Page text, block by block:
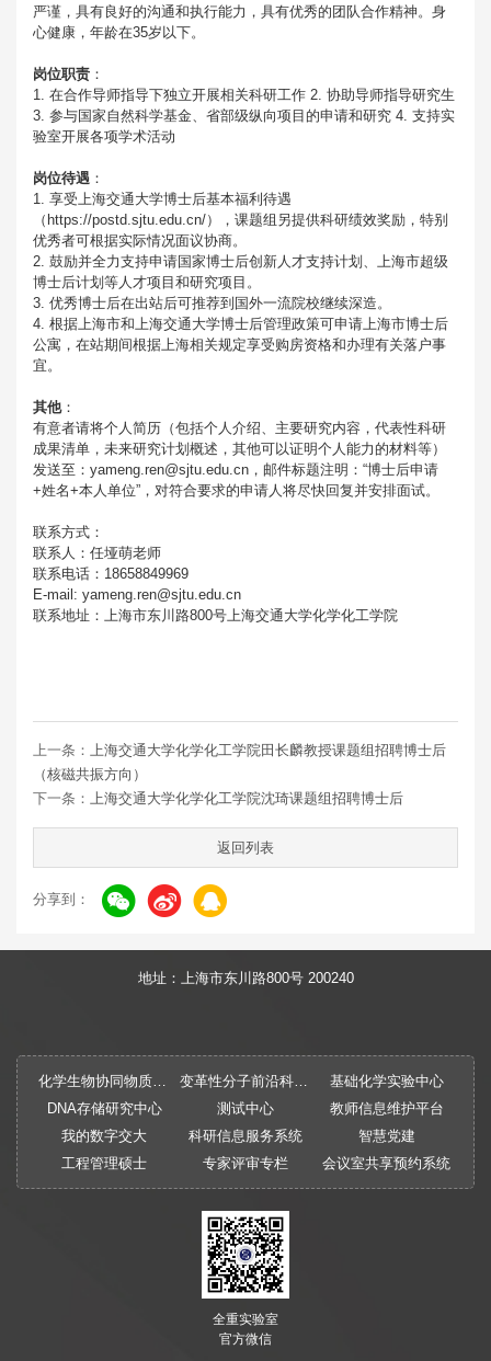
严谨，具有良好的沟通和执行能力，具有优秀的团队合作精神。身
心健康，年龄在35岁以下。
岗位职责 ：
1. 在合作导师指导下独立开展相关科研工作 2. 协助导师指导研究生
3. 参与国家自然科学基金、省部级纵向项目的申请和研究 4. 支持实
验室开展各项学术活动
岗位待遇 ：
1. 享受上海交通大学博士后基本福利待遇
（https://postd.sjtu.edu.cn/），课题组另提供科研绩效奖励，特别
优秀者可根据实际情况面议协商。
2. 鼓励并全力支持申请国家博士后创新人才支持计划、上海市超级
博士后计划等人才项目和研究项目。
3. 优秀博士后在出站后可推荐到国外一流院校继续深造。
4. 根据上海市和上海交通大学博士后管理政策可申请上海市博士后
公寓，在站期间根据上海相关规定享受购房资格和办理有关落户事
宜。
其他：
有意者请将个人简历（包括个人介绍、主要研究内容，代表性科研
成果清单，未来研究计划概述，其他可以证明个人能力的材料等）
发送至：yameng.ren@sjtu.edu.cn，邮件标题注明：“博士后申请
+姓名+本人单位”，对符合要求的申请人将尽快回复并安排面试。
联系方式：
联系人：任垭萌老师
联系电话：18658849969
E-mail: yameng.ren@sjtu.edu.cn
联系地址：上海市东川路800号上海交通大学化学化工学院
上一条： 上海交通大学化学化工学院田长麟教授课题组招聘博士后
（核磁共振方向）
下一条： 上海交通大学化学化工学院沈琦课题组招聘博士后
返回列表
分享到：
地址：上海市东川路800号 200240
化学生物协同物质创制全国重点实验室 变革性分子前沿科学中心
基础化学实验中心
DNA存储研究中心
测试中心
教师信息维护平台
我的数字交大
科研信息服务系统
智慧党建
工程管理硕士
专家评审专栏 会议室共享预约系统
全重实验室
官方微信